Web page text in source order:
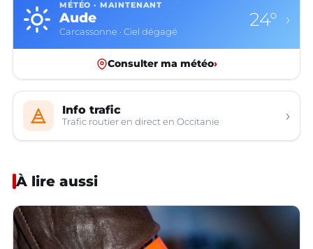
MÉTÉO · MAINTENANT
Aude
Carcassonne · Ciel dégagé
24° ›
Consulter ma météo›
Info trafic
Trafic routier en direct en Occitanie ›
À lire aussi